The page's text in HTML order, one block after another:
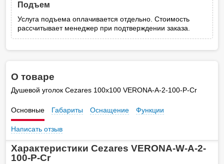
Подъем
Услуга подъема оплачивается отдельно. Стоимость
рассчитывает менеджер при подтверждении заказа.
О товаре
Душевой уголок Cezares 100х100 VERONA-A-2-100-P-Cr
Основные Габариты Оснащение Функции
Написать отзыв
Характеристики Cezares VERONA-W-A-2-
100-P-Cr